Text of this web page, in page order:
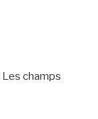
Les champs